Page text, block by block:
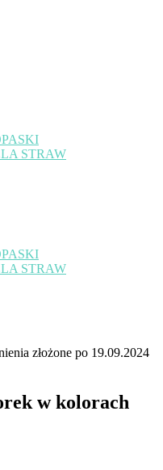
STRAW
STRAW
złożone po 19.09.2024
w kolorach